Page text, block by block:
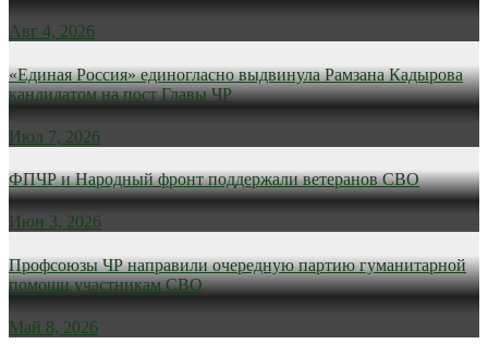
Авг 4, 2026
«Единая Россия» единогласно выдвинула Рамзана Кадырова
кандидатом на пост Главы ЧР
Июл 7, 2026
ФПЧР и Народный фронт поддержали ветеранов СВО
Июн 3, 2026
Профсоюзы ЧР направили очередную партию гуманитарной
помощи участникам СВО
Май 8, 2026